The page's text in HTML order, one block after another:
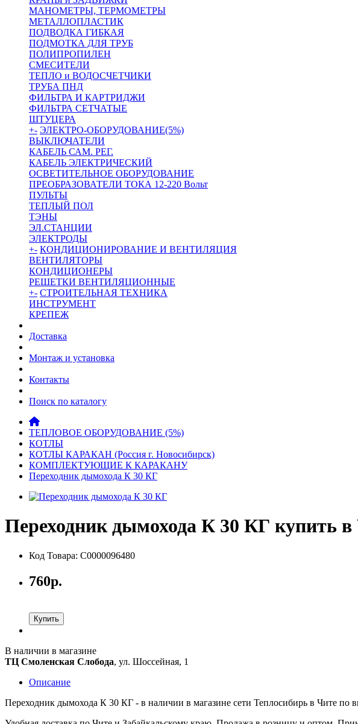
МАНОМЕТРЫ, ТЕРМОМЕТРЫ
МЕТАЛЛОПЛАСТИК
ПОДВОДКА ГИБКАЯ
ПОДМОТКА ДЛЯ ТРУБ
ПОЛИПРОПИЛЕН
СМЕСИТЕЛИ
ТЕПЛО и ВОДОСЧЕТЧИКИ
ТРУБА ПНД
ФИЛЬТРА И КАРТРИДЖИ
ФИЛЬТРА СЕТЧАТЫЕ
ШТУЦЕРА
+- ЭЛЕКТРО-ОБОРУДОВАНИЕ(5%)
ВЫКЛЮЧАТЕЛИ
КАБЕЛЬ САМ. РЕГ.
КАБЕЛЬ ЭЛЕКТРИЧЕСКИЙ
ОСВЕТИТЕЛЬНОЕ ОБОРУДОВАНИЕ
ПРЕОБРАЗОВАТЕЛИ ТОКА 12-220 Вольт
ПУЛЬТЫ
ТЕПЛЫЙ ПОЛ
ТЭНЫ
ЭЛ.СТАНЦИИ
ЭЛЕКТРОДЫ
+- КОНДИЦИОНИРОВАНИЕ И ВЕНТИЛЯЦИЯ
ВЕНТИЛЯТОРЫ
КОНДИЦИОНЕРЫ
РЕШЕТКИ ВЕНТИЛЯЦИОННЫЕ
+- СТРОИТЕЛЬНАЯ ТЕХНИКА
ИНСТРУМЕНТ
КРЕПЕЖ
Доставка
Монтаж и установка
Контакты
Поиск по каталогу
ТЕПЛОВОЕ ОБОРУДОВАНИЕ (5%)
КОТЛЫ
КОТЛЫ КАРАКАН (Россия г. Новосибирск)
КОМПЛЕКТУЮЩИЕ К КАРАКАНУ
Переходник дымохода К 30 КГ
Переходник дымохода К 30 КГ купить в
Код Товара: С0000096480
760р.
Купить
В наличии в магазине
ТЦ Смоленская Слобода, ул. Шоссейная, 1
Описание
Переходник дымохода К 30 КГ - в наличии в магазине сети Теплосибирь в Чите по